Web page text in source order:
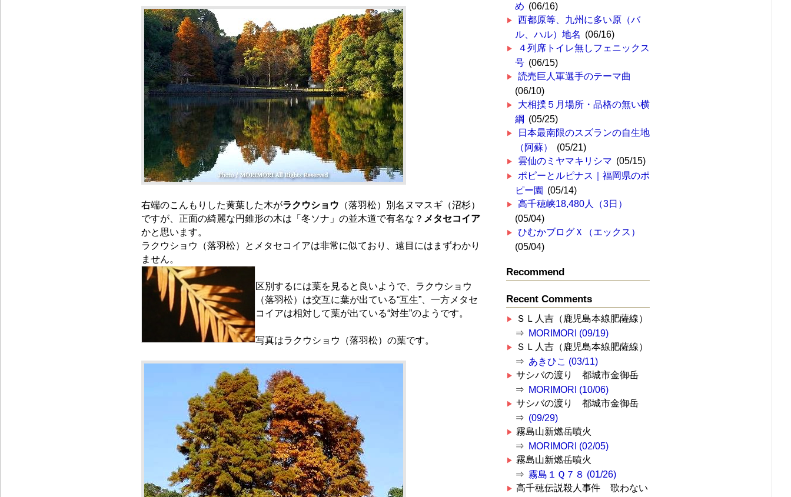
右端のこんもりした黄葉した木がラクウショウ （落羽松）別名ヌマスギ（沼杉）
ですが、正面の綺麗な円錐形の木は「冬ソナ」の並木道で有名な？ メタセコイア
かと思います。
ラクウショウ（落羽松）とメタセコイアは非常に似ており、遠目にはまずわかり
ません。
区別するには葉を見ると良いようで、ラクウショウ
（落羽松）は交互に葉が出ている“互生”、一方メタセ
コイアは相対して葉が出ている“対生”のようです。
写真はラクウショウ（落羽松）の葉です。
め (06/16)
西都原等、九州に多い原（バ
ル、ハル）地名 (06/16)
４列席トイレ無しフェニックス
号 (06/15)
読売巨人軍選手のテーマ曲
(06/10)
大相撲５月場所・品格の無い横
綱 (05/25)
日本最南限のスズランの自生地
（阿蘇）
(05/21)
雲仙のミヤマキリシマ (05/15)
ポピーとルピナス｜福岡県のポ
ピー園
(05/14)
高千穂峡18,480人（3日）
(05/04)
ひむかブログＸ（エックス）
(05/04)
Recommend
Recent Comments
ＳＬ人吉（鹿児島本線肥薩線）
⇒ MORIMORI (09/19)
ＳＬ人吉（鹿児島本線肥薩線）
⇒ あきひこ (03/11)
サシバの渡り 都城市金御岳
⇒ MORIMORI (10/06)
サシバの渡り 都城市金御岳
⇒ (09/29)
霧島山新燃岳噴火
⇒ MORIMORI (02/05)
霧島山新燃岳噴火
⇒ 霧島１Ｑ７８ (01/26)
高千穂伝説殺人事件 歌わない